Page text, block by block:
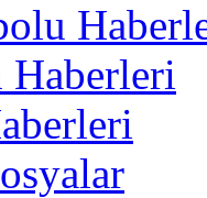
Haberleri